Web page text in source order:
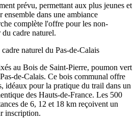
prévu, permettant aux plus jeunes et
ensemble dans une ambiance
complète l'offre pour les non-
cadre naturel.
naturel du Pas-de-Calais
au Bois de Saint-Pierre, poumon vert
de-Calais. Ce bois communal offre
idéaux pour la pratique du trail dans un
des Hauts-de-France. Les 500
de 6, 12 et 18 km reçoivent un
inscription.